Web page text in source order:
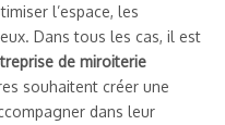
l’espace, les
Dans tous les cas, il est
de miroiterie
souhaitent créer une
dans leur